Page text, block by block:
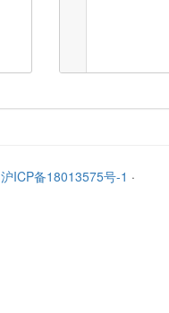
沪ICP备18013575号-1 ·